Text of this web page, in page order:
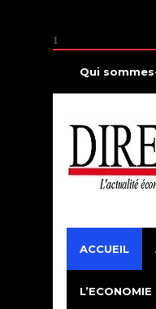
1
Qui
ACCUEIL